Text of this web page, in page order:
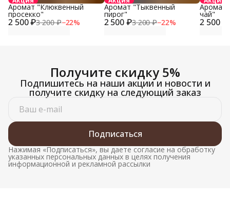
2 500 ₽3 200 ₽−22%
Аромат "Клюквенный
просекко"
2 500 ₽3 200 ₽−22%
Аромат "Тыквенный
пирог"
2 500 ₽
Аромат
чай"
Получите скидку 5%
Подпишитесь на наши акции и новости и
получите скидку на следующий заказ
Подписаться
Нажимая «Подписаться», вы даете согласие на обработку
указанных персональных данных в целях получения
информационной и рекламной рассылки